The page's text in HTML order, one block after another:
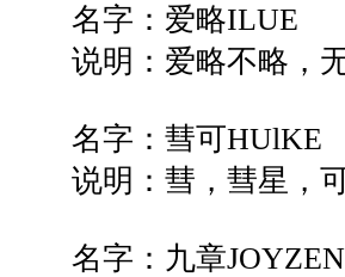
名字：爱略ILUE
说明：爱略不略，无
名字：彗可HUlKE
说明：彗，彗星，可
名字：九章JOYZEN